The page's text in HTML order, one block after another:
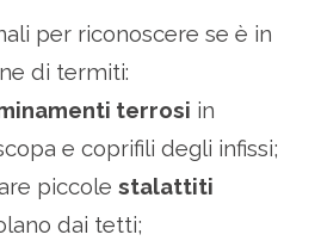
per riconoscere se è in
di termiti:
terrosi in
e coprifili degli infissi;
piccolestalattiti
dai tetti;